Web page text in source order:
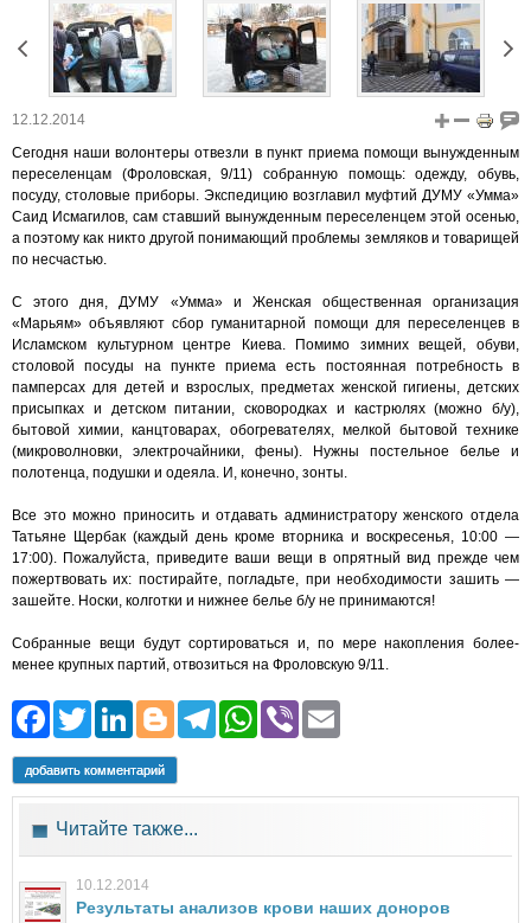
12.12.2014
Сегодня наши волонтеры отвезли в пункт приема помощи вынужденным
переселенцам (Фроловская, 9/11) собранную помощь: одежду, обувь,
посуду, столовые приборы. Экспедицию возглавил муфтий ДУМУ «Умма»
Саид Исмагилов, сам ставший вынужденным переселенцем этой осенью,
а поэтому как никто другой понимающий проблемы земляков и товарищей
по несчастью.
С этого дня, ДУМУ «Умма» и Женская общественная организация
«Марьям» объявляют сбор гуманитарной помощи для переселенцев в
Исламском культурном центре Киева. Помимо зимних вещей, обуви,
столовой посуды на пункте приема есть постоянная потребность в
памперсах для детей и взрослых, предметах женской гигиены, детских
присыпках и детском питании, сковородках и кастрюлях (можно б/у),
бытовой химии, канцтоварах, обогревателях, мелкой бытовой технике
(микроволновки, электрочайники, фены). Нужны постельное белье и
полотенца, подушки и одеяла. И, конечно, зонты.
Все это можно приносить и отдавать администратору женского отдела
Татьяне Щербак (каждый день кроме вторника и воскресенья, 10:00 —
17:00). Пожалуйста, приведите ваши вещи в опрятный вид прежде чем
пожертвовать их: постирайте, погладьте, при необходимости зашить —
зашейте. Носки, колготки и нижнее белье б/у не принимаются!
Собранные вещи будут сортироваться и, по мере накопления более-
менее крупных партий, отвозиться на Фроловскую 9/11.
Facebook
Twitter
LinkedIn
Blogger
Telegram
WhatsApp
Viber
добавить комментарий
Читайте также...
10.12.2014
Результаты анализов крови наших доноров